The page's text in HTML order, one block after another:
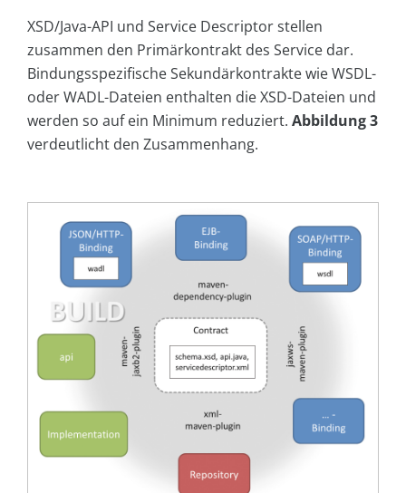
XSD/Java-API und Service Descriptor stellen
zusammen den Primärkontrakt des Service dar.
Bindungsspezifische Sekundärkontrakte wie WSDL-
oder WADL-Dateien enthalten die XSD-Dateien und
werden so auf ein Minimum reduziert. Abbildung 3
verdeutlicht den Zusammenhang.